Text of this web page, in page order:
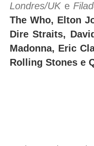
Londres/UKe
The Who, Elton
Dire Straits,
Madonna, Eric
Rolling Stones e